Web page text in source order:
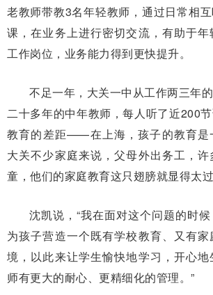
老教师带教3名年轻教师，通过日常相
课，在业务上进行密切交流，有助于
工作岗位，业务能力得到更快提升。
不足一年，大关一中从工作两三年
二十多年的中年教师，每人听了近200
教育的差距——在上海，孩子的教育是
大关不少家庭来说，父母外出务工，
童，他们的家庭教育这只翅膀就显得太过
沈凯说，“我在面对这个问题的时
为孩子营造一个既有学校教育、又有
境，以此来让学生愉快地学习，开心
师有更大的耐心、更精细化的管理。”